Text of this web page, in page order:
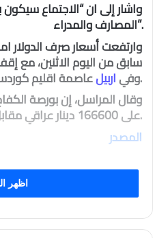
واشار إلى ان “الاجتماع
المصارف والمدراء”.
وارتفعت أسعار صرف الدولار
سابق من اليوم الاثنين، مع
وفياربيل
عاصمة اقليم كوردستان.
وقال المراسل، إن بورصة
على 166600 دينار عراقي مقابل 100 دولار.
المصدر
اظهر